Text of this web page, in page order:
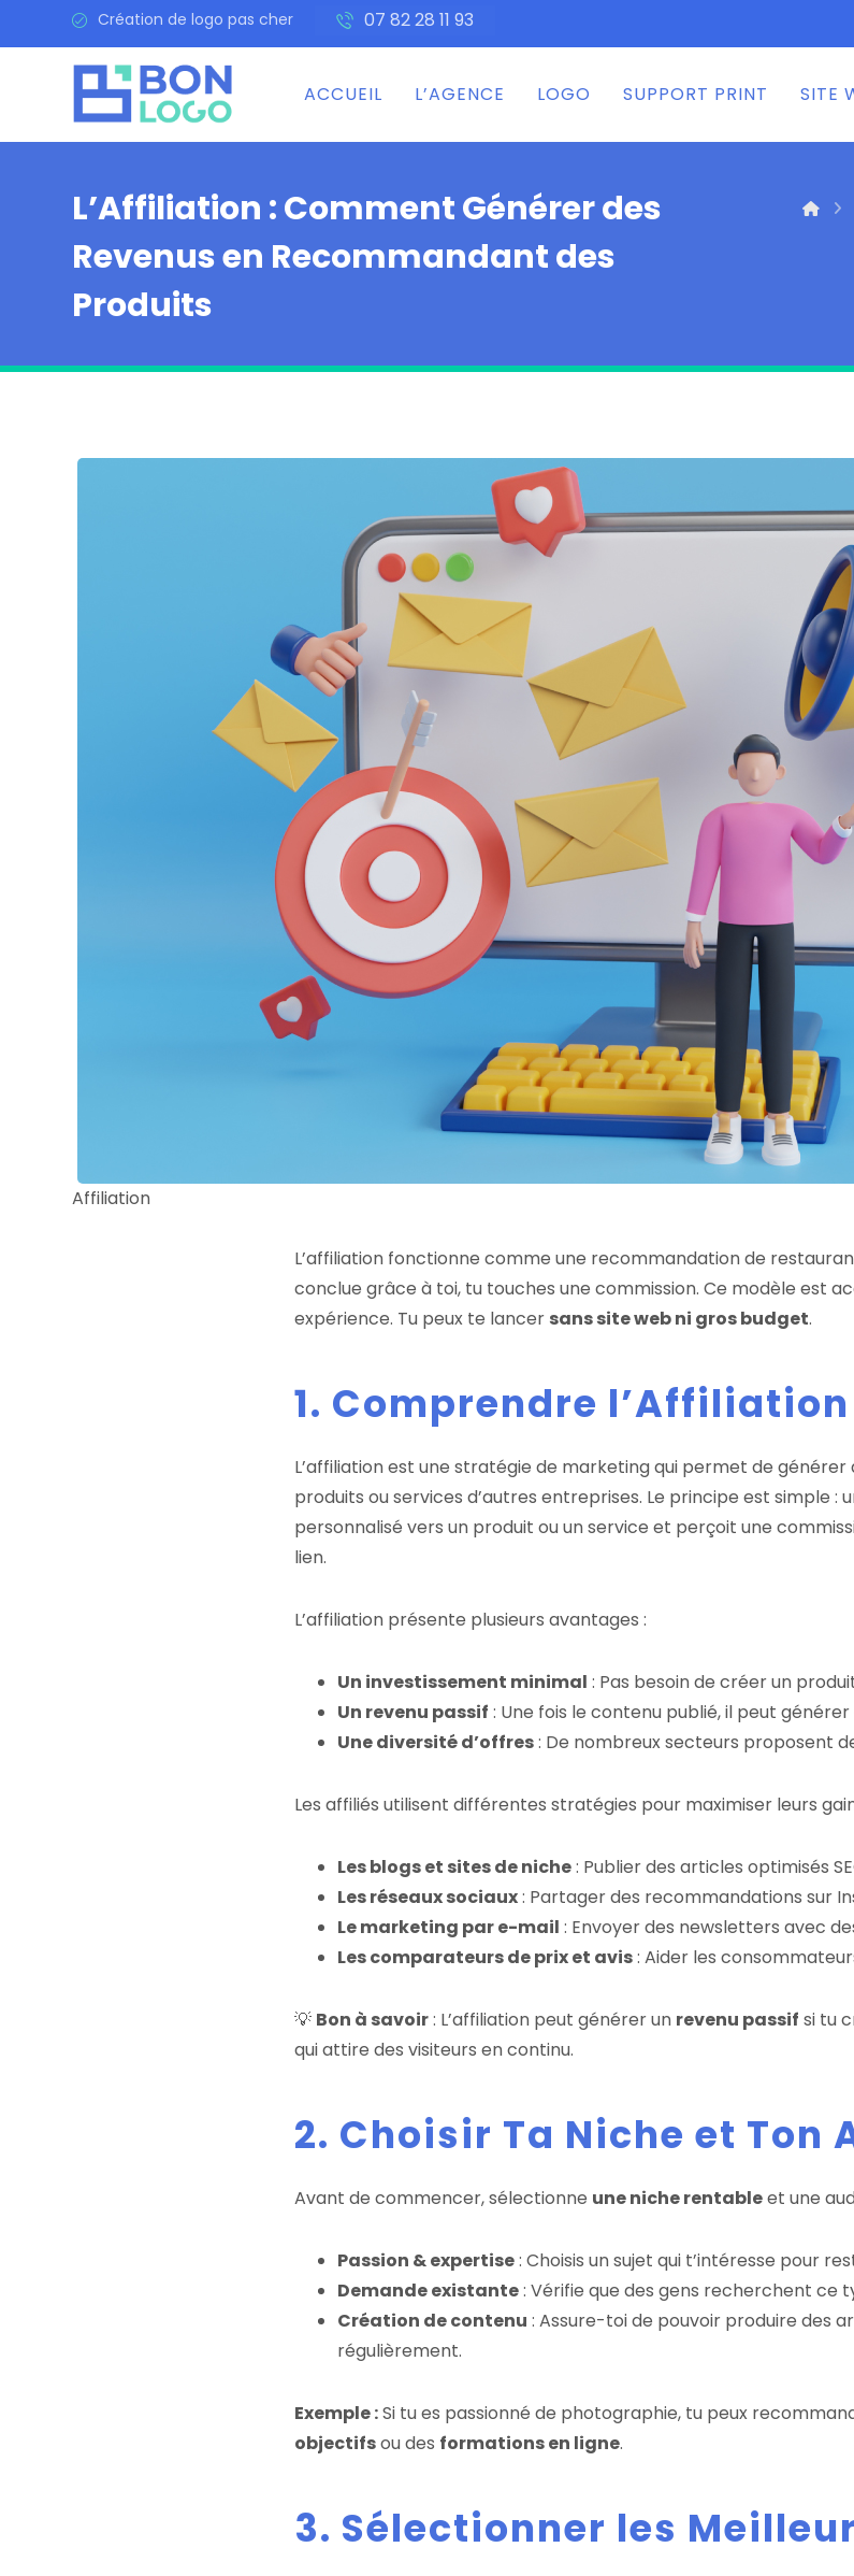
Création de logo pas cher 07 82 28 11 93
ACCUEIL L’AGENCE LOGO SUPPORT PRINT SITE
L’Affiliation : Comment Générer des
Revenus en Recommandant des
Produits
Affiliation
L’affiliation fonctionne comme une recommandation de
conclue grâce à toi, tu touches une commission. Ce modèle est
expérience. Tu peux te lancer sans site web ni gros budget.
1. Comprendre l’Affiliation
L’affiliation est une stratégie de marketing qui permet de
produits ou services d’autres entreprises. Le principe est simple :
personnalisé vers un produit ou un service et perçoit une
lien.
L’affiliation présente plusieurs avantages :
Un investissement minimal : Pas besoin de créer un
Un revenu passif : Une fois le contenu publié, il peut
Une diversité d’offres: De nombreux secteurs proposent
Les affiliés utilisent différentes stratégies pour maximiser leurs
Les blogs et sites de niche: Publier des articles optimisés
Les réseaux sociaux: Partager des recommandations sur
Le marketing par e-mail : Envoyer des newsletters avec
Les comparateurs de prix et avis: Aider les
💡 Bon à savoir: L’affiliation peut générer un revenu passif si tu
qui attire des visiteurs en continu.
2. Choisir Ta Niche et Ton
Avant de commencer, sélectionne une niche rentableet une
Passion & expertise: Choisis un sujet qui t’intéresse pour
Demande existante: Vérifie que des gens recherchent ce
Création de contenu : Assure-toi de pouvoir produire des
régulièrement.
Exemple :Si tu es passionné de photographie, tu peux
objectifsou des formations en ligne.
3. Sélectionner les